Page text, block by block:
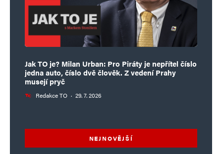
Jak TO je? Milan Urban: Pro Piráty je nepřítel číslo
jedna auto, číslo dvě člověk. Z vedení Prahy
musejí pryč
Redakce TO · 29. 7. 2026
NEJNOVĚJŠÍ